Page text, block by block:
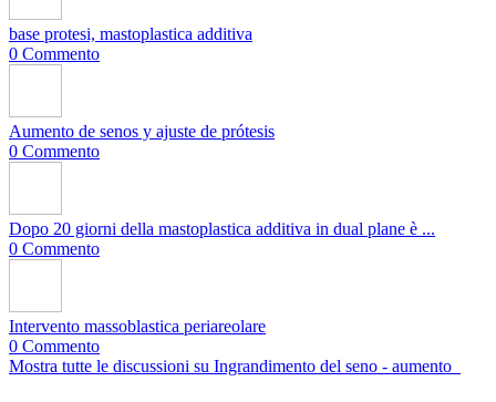
base protesi, mastoplastica additiva
0 Commento
Aumento de senos y ajuste de prótesis
0 Commento
Dopo 20 giorni della mastoplastica additiva in dual plane è ...
0 Commento
Intervento massoblastica periareolare
0 Commento
Mostra tutte le discussioni su Ingrandimento del seno - aumento